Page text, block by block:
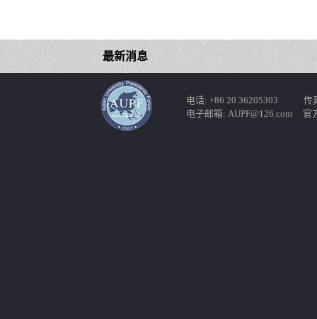
最新消息
电话: +86 20 36205303 传真
电子邮箱: AUPF@126.com 官